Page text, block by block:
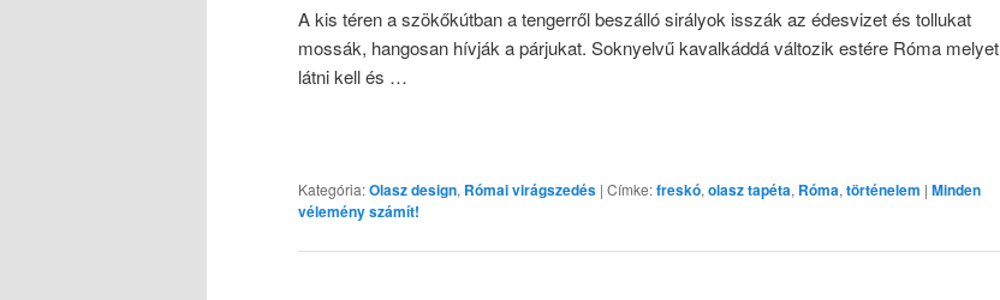
A kis téren a szökőkútban a tengerről beszálló sirályok isszák az édesvizet és tollukat
mossák, hangosan hívják a párjukat. Soknyelvű kavalkáddá változik estére Róma melyet
látni kell és …
Kategória:Olasz design, Római virágszedés | Címke:freskó, olasz tapéta, Róma, történelem | Minden
vélemény számít!